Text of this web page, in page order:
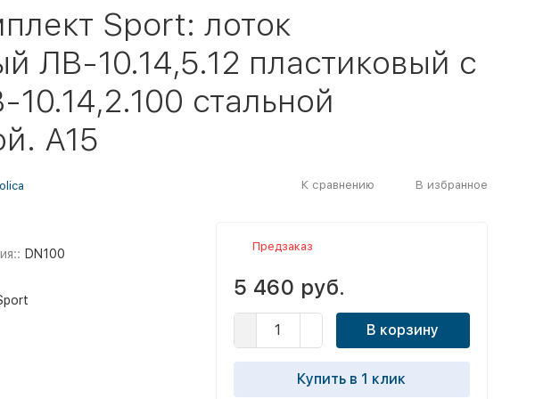
Sport: лоток
ЛВ-10.14,5.12 пластиковый с
стальной
А15
К сравнению В избранное
DN100
Предзаказ
5 460 руб.
В корзину
Купить в 1 клик